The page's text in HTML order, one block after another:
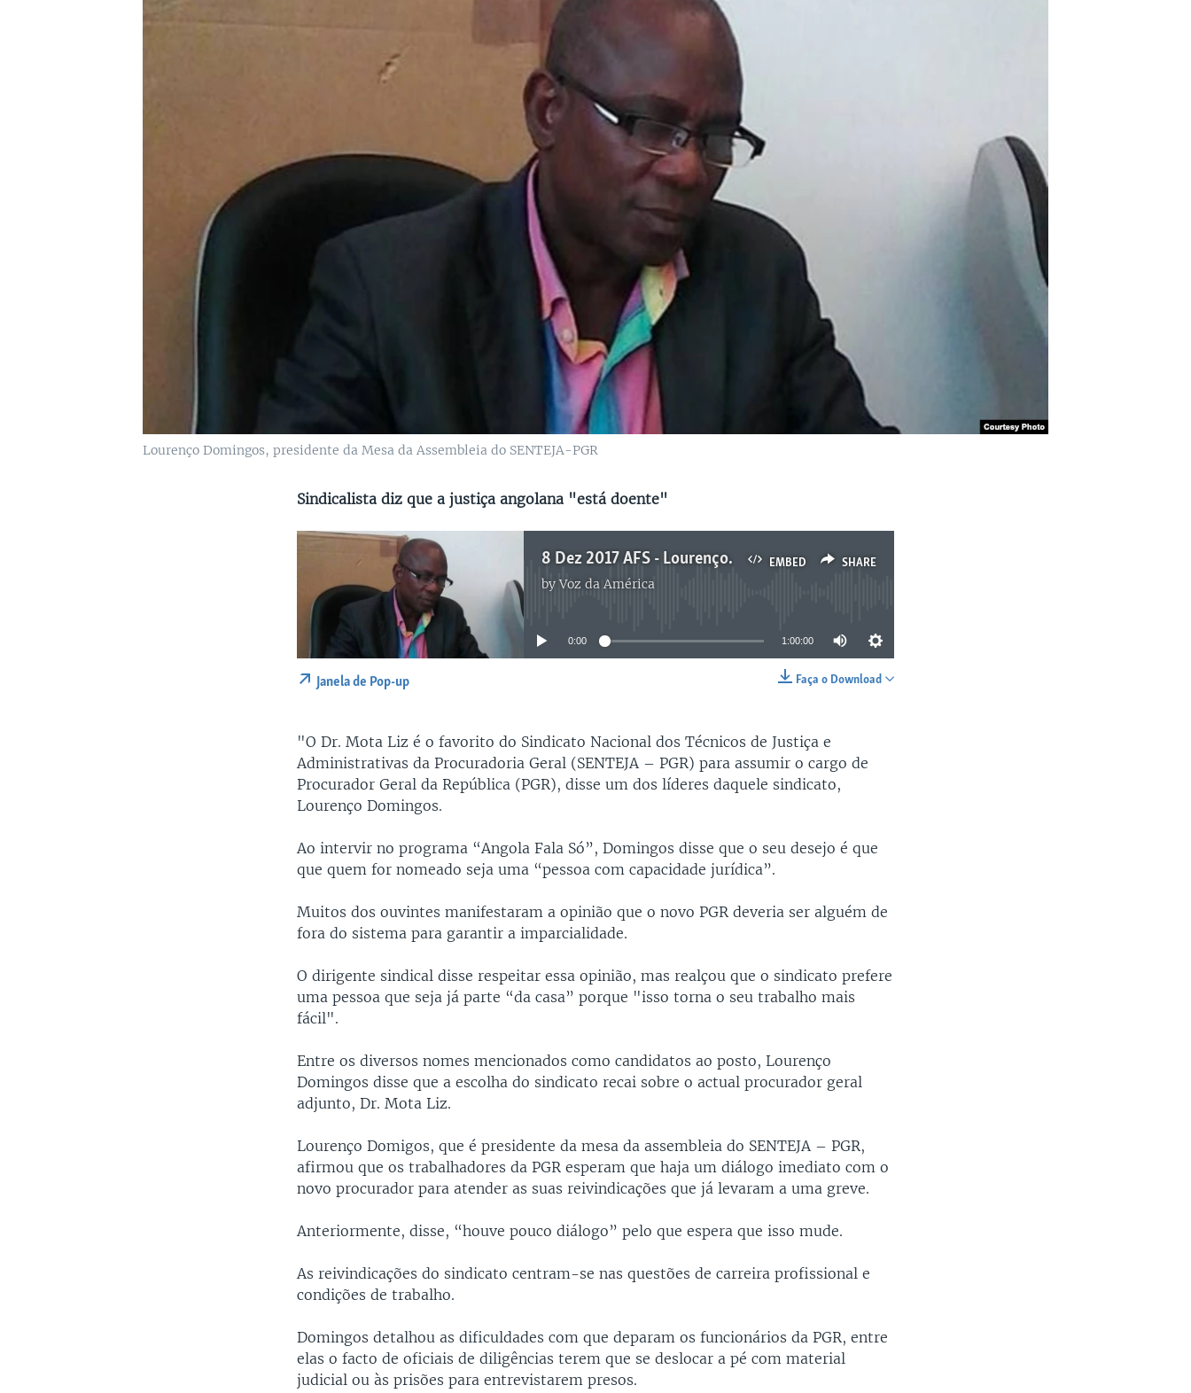
Lourenço Domingos, presidente da Mesa da Assembleia do SENTEJA-PGR
Sindicalista diz que a justiça angolana "está doente"
EMBED SHARE
8 Dez 2017 AFS - Lourenço Domingos: "Creio que a impunidade vai ser combatida"
byVoz da América
No media source currently available
0:00 1:00:00
Faça o Download
Janela de Pop-up
"O Dr. Mota Liz é o favorito do Sindicato Nacional dos Técnicos de Justiça e
Administrativas da Procuradoria Geral (SENTEJA – PGR) para assumir o cargo de
Procurador Geral da República (PGR), disse um dos líderes daquele sindicato,
Lourenço Domingos.
Ao intervir no programa “Angola Fala Só”, Domingos disse que o seu desejo é que
que quem for nomeado seja uma “pessoa com capacidade jurídica”.
Muitos dos ouvintes manifestaram a opinião que o novo PGR deveria ser alguém de
fora do sistema para garantir a imparcialidade.
O dirigente sindical disse respeitar essa opinião, mas realçou que o sindicato prefere
uma pessoa que seja já parte “da casa” porque "isso torna o seu trabalho mais
fácil".
Entre os diversos nomes mencionados como candidatos ao posto, Lourenço
Domingos disse que a escolha do sindicato recai sobre o actual procurador geral
adjunto, Dr. Mota Liz.
Lourenço Domigos, que é presidente da mesa da assembleia do SENTEJA – PGR,
afirmou que os trabalhadores da PGR esperam que haja um diálogo imediato com o
novo procurador para atender as suas reivindicações que já levaram a uma greve.
Anteriormente, disse, “houve pouco diálogo” pelo que espera que isso mude.
As reivindicações do sindicato centram-se nas questões de carreira profissional e
condições de trabalho.
Domingos detalhou as dificuldades com que deparam os funcionários da PGR, entre
elas o facto de oficiais de diligências terem que se deslocar a pé com material
judicial ou às prisões para entrevistarem presos.